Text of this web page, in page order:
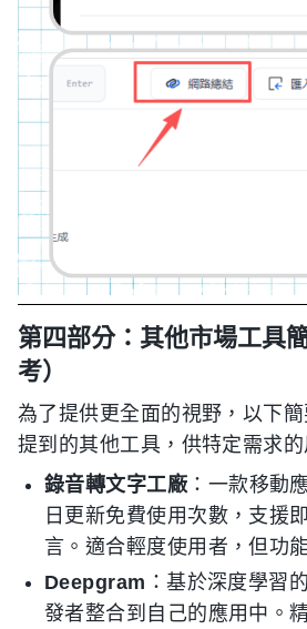
第四部分：其他市場工具
考）
為了提供更全面的視野，以下
提到的其他工具，供特定需求的
錄音轉文字工廠：一款移動
日更新免費使用次數，支援
言。適合輕度使用者，但功
Deepgram ：基於深度學習
發者整合到自己的應用中。